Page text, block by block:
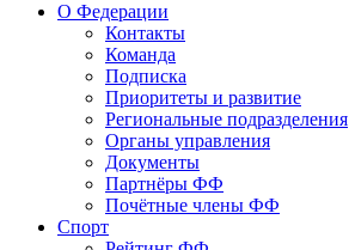
О Федерации
Контакты
Команда
Подписка
Приоритеты и развитие
Региональные подразделения
Органы управления
Документы
Партнёры ФФ
Почётные члены ФФ
Спорт